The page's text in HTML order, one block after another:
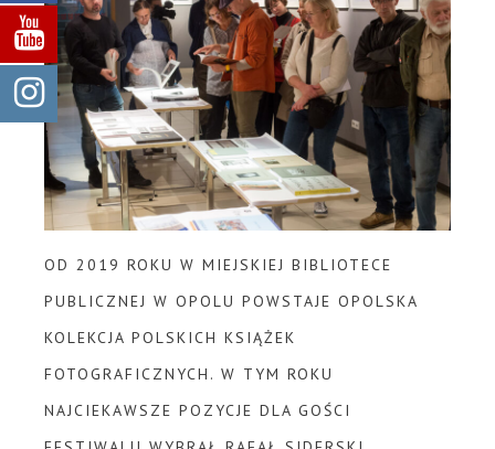
OD 2019 ROKU W MIEJSKIEJ BIBLIOTECE
PUBLICZNEJ W OPOLU POWSTAJE OPOLSKA
KOLEKCJA POLSKICH KSIĄŻEK
FOTOGRAFICZNYCH. W TYM ROKU
NAJCIEKAWSZE POZYCJE DLA GOŚCI